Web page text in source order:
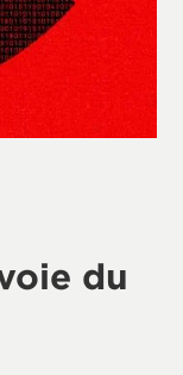
du